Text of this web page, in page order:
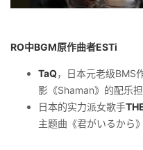
RO中BGM原作曲者ESTi
TaQ，日本元老级BMS
影《Shaman》的配乐
日本的实力派女歌手
主题曲《君がいるから